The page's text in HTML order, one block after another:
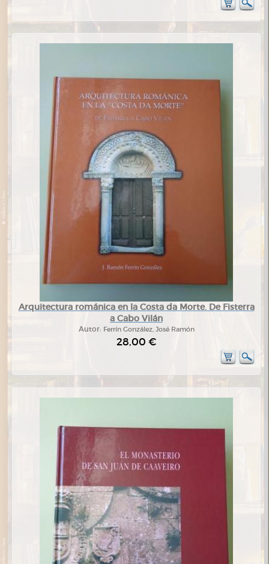
Arquitectura románica en la Costa da Morte. De Fisterra
a Cabo Vilán
Autor: Ferrín González, José Ramón
28,00 €